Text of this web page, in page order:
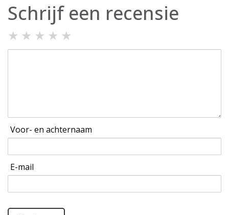
Schrijf een recensie
★ ★ ★ ★ ★
Voor- en achternaam
E-mail